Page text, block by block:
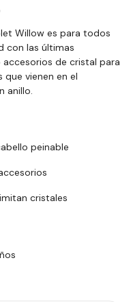
Willow es para todos
con las últimas
de cristal para
vienen en el
anillo.
peinable
cristales